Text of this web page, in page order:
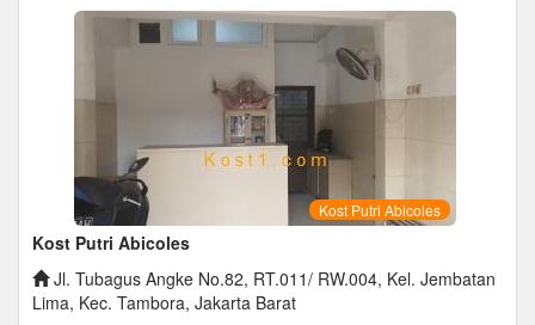
Kost Putri Abicoles
Kost Putri Abicoles
Jl. Tubagus Angke No.82, RT.011/ RW.004, Kel. Jembatan
Lima, Kec. Tambora, Jakarta Barat